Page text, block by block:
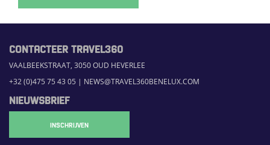
CONTACTEER TRAVEL360
VAALBEEKSTRAAT, 3050 OUD HEVERLEE
+32 (0)475 75 43 05 | NEWS@TRAVEL360BENELUX.COM
NIEUWSBRIEF
INSCHRIJVEN